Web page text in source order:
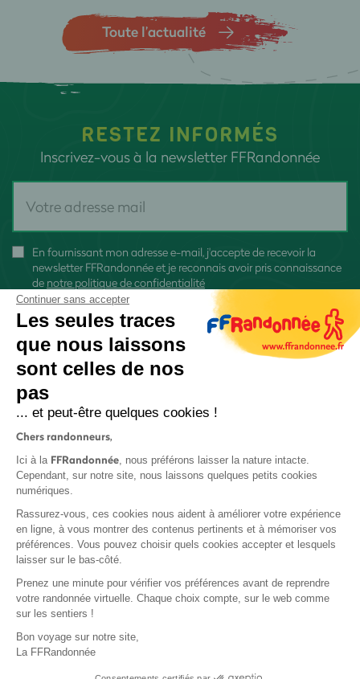
Toute l’actualité
RESTEZ INFORMÉS
Inscrivez-vous à la newsletter FFRandonnée
En fournissant mon adresse e-mail, j'accepte de recevoir la
newsletter FFRandonnée et je reconnais avoir pris connaissance
de notre politique de confidentialité
Protection des données
Politique de confidentialité
Continuer sans accepter
Les seules traces
que nous laissons
sont celles de nos
pas
... et peut-être quelques cookies !
Chers randonneurs,
Ici à la FFRandonnée, nous préférons laisser la nature intacte.
Cependant, sur notre site, nous laissons quelques petits cookies
numériques.
Rassurez-vous, ces cookies nous aident à améliorer votre expérience
en ligne, à vous montrer des contenus pertinents et à mémoriser vos
préférences. Vous pouvez choisir quels cookies accepter et lesquels
laisser sur le bas-côté.
Prenez une minute pour vérifier vos préférences avant de reprendre
votre randonnée virtuelle. Chaque choix compte, sur le web comme
sur les sentiers !
Bon voyage sur notre site,
La FFRandonnée